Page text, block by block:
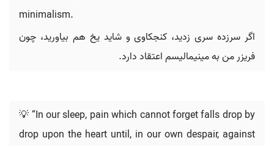
minimalism.
اگر سرزده سری زدید، کنجکاوی و شاید یخ هم بیاورید، چون
فریزر من به مینیمالیسم اعتقاد دارد.
💡 “In our sleep, pain which cannot forget falls drop by
drop upon the heart until, in our own despair, against